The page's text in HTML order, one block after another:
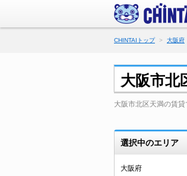
CHINTAIトップ 大阪府
大阪市北
大阪市北区天満の賃
選択中のエリア
大阪府